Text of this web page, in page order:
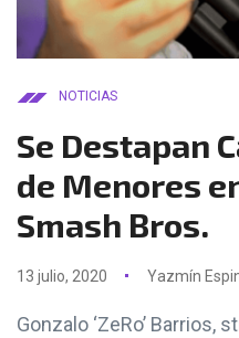
NOTICIAS
Se Destapan
de Menores
Smash Bros.
13 julio, 2020 Yazmín
Gonzalo ‘ZeRo’ Barrios,